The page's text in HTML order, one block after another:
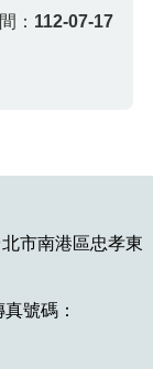
： 112-07-17
市南港區忠孝東
號碼：